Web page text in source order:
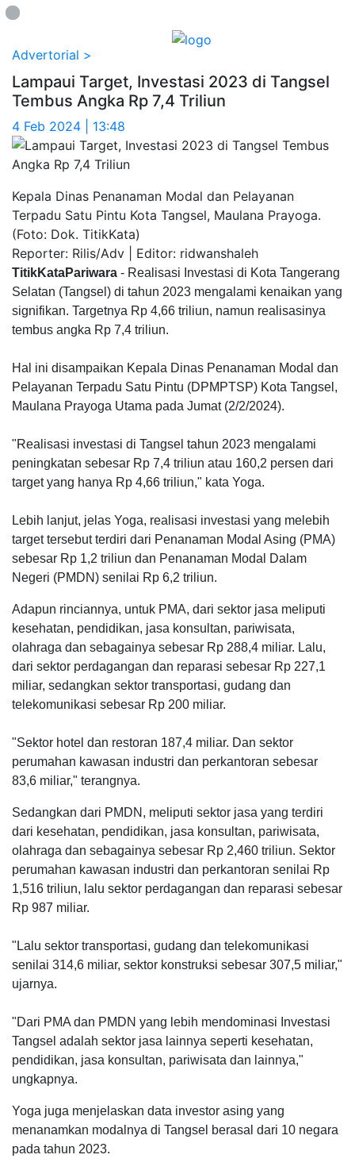
Loading...
Advertorial >
Lampaui Target, Investasi 2023 di Tangsel
Tembus Angka Rp 7,4 Triliun
4 Feb 2024 | 13:48
Kepala Dinas Penanaman Modal dan Pelayanan
Terpadu Satu Pintu Kota Tangsel, Maulana Prayoga.
(Foto: Dok. TitikKata)
Reporter: Rilis/Adv | Editor: ridwanshaleh
TitikKataPariwara - Realisasi Investasi di Kota Tangerang
Selatan (Tangsel) di tahun 2023 mengalami kenaikan yang
signifikan. Targetnya Rp 4,66 triliun, namun realisasinya
tembus angka Rp 7,4 triliun.
Hal ini disampaikan Kepala Dinas Penanaman Modal dan
Pelayanan Terpadu Satu Pintu (DPMPTSP) Kota Tangsel,
Maulana Prayoga Utama pada Jumat (2/2/2024).
"Realisasi investasi di Tangsel tahun 2023 mengalami
peningkatan sebesar Rp 7,4 triliun atau 160,2 persen dari
target yang hanya Rp 4,66 triliun," kata Yoga.
Lebih lanjut, jelas Yoga, realisasi investasi yang melebih
target tersebut terdiri dari Penanaman Modal Asing (PMA)
sebesar Rp 1,2 triliun dan Penanaman Modal Dalam
Negeri (PMDN) senilai Rp 6,2 triliun.
Adapun rinciannya, untuk PMA, dari sektor jasa meliputi
kesehatan, pendidikan, jasa konsultan, pariwisata,
olahraga dan sebagainya sebesar Rp 288,4 miliar. Lalu,
dari sektor perdagangan dan reparasi sebesar Rp 227,1
miliar, sedangkan sektor transportasi, gudang dan
telekomunikasi sebesar Rp 200 miliar.
"Sektor hotel dan restoran 187,4 miliar. Dan sektor
perumahan kawasan industri dan perkantoran sebesar
83,6 miliar," terangnya.
Sedangkan dari PMDN, meliputi sektor jasa yang terdiri
dari kesehatan, pendidikan, jasa konsultan, pariwisata,
olahraga dan sebagainya sebesar Rp 2,460 triliun. Sektor
perumahan kawasan industri dan perkantoran senilai Rp
1,516 triliun, lalu sektor perdagangan dan reparasi sebesar
Rp 987 miliar.
"Lalu sektor transportasi, gudang dan telekomunikasi
senilai 314,6 miliar, sektor konstruksi sebesar 307,5 miliar,"
ujarnya.
"Dari PMA dan PMDN yang lebih mendominasi Investasi
Tangsel adalah sektor jasa lainnya seperti kesehatan,
pendidikan, jasa konsultan, pariwisata dan lainnya,"
ungkapnya.
Yoga juga menjelaskan data investor asing yang
menanamkan modalnya di Tangsel berasal dari 10 negara
pada tahun 2023.